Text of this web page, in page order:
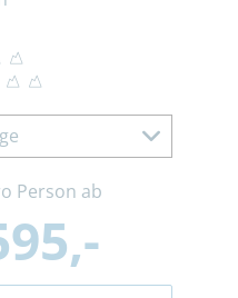
Person ab